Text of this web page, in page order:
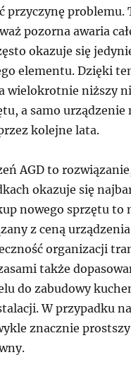
przyczynę problemu.
pozorna awaria
okazuje się
elementu. Dzięki
wielokrotnie niższy
a samo urządzenie
kolejne lata.
AGD to
okazuje się
nowego sprzętu to
z ceną
organizacji
także
do zabudowy
W przypadku
znacznie